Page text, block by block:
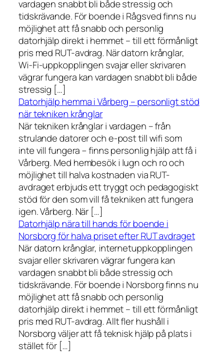
vardagen snabbt bli både stressig och
tidskrävande. För boende i Rågsved finns nu
möjlighet att få snabb och personlig
datorhjälp direkt i hemmet – till ett förmånligt
pris med RUT-avdrag. När datorn krånglar,
Wi-Fi-uppkopplingen svajar eller skrivaren
vägrar fungera kan vardagen snabbt bli både
stressig […]
Datorhjälp hemma i Vårberg – personligt stöd
när tekniken krånglar
När tekniken krånglar i vardagen – från
strulande datorer och e-post till wifi som
inte vill fungera – finns personlig hjälp att få i
Vårberg. Med hembesök i lugn och ro och
möjlighet till halva kostnaden via RUT-
avdraget erbjuds ett tryggt och pedagogiskt
stöd för den som vill få tekniken att fungera
igen. Vårberg. När […]
Datorhjälp nära till hands för boende i
Norsborg för halva priset efter RUT avdraget
När datorn krånglar, internetuppkopplingen
svajar eller skrivaren vägrar fungera kan
vardagen snabbt bli både stressig och
tidskrävande. För boende i Norsborg finns nu
möjlighet att få snabb och personlig
datorhjälp direkt i hemmet – till ett förmånligt
pris med RUT-avdrag. Allt fler hushåll i
Norsborg väljer att få teknisk hjälp på plats i
stället för […]